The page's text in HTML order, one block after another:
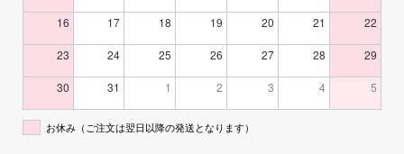
16 17 18 19 20 21 22
23 24 25 26 27 28 29
30 31 1 2 3 4 5
お休み（ご注文は翌日以降の発送となります）